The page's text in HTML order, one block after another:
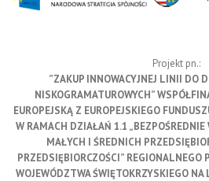
Projekt pn.:
”ZAKUP INNOWACYJNEJ LINII DO
NISKOGRAMATUROWYCH”
EUROPEJSKĄ Z EUROPEJSKIEGO
W RAMACH DZIAŁAŃ 1.1 „BEZPOŚREDNIE
MAŁYCH I ŚREDNICH
PRZEDSIĘBIORCZOŚCI” REGIONALNEGO
WOJEWÓDZTWA ŚWIĘTOKRZYSKIEGO